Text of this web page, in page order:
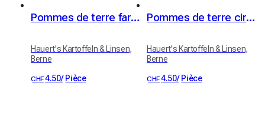
Pommes de terre farineuses (variété Victoria)
Hauert's Kartoffeln & Linsen,
Berne
CHF4.50/ Pièce
Pommes de terre cireuses (variété Erika)
Hauert's Kartoffeln & Linsen,
Berne
CHF4.50/ Pièce